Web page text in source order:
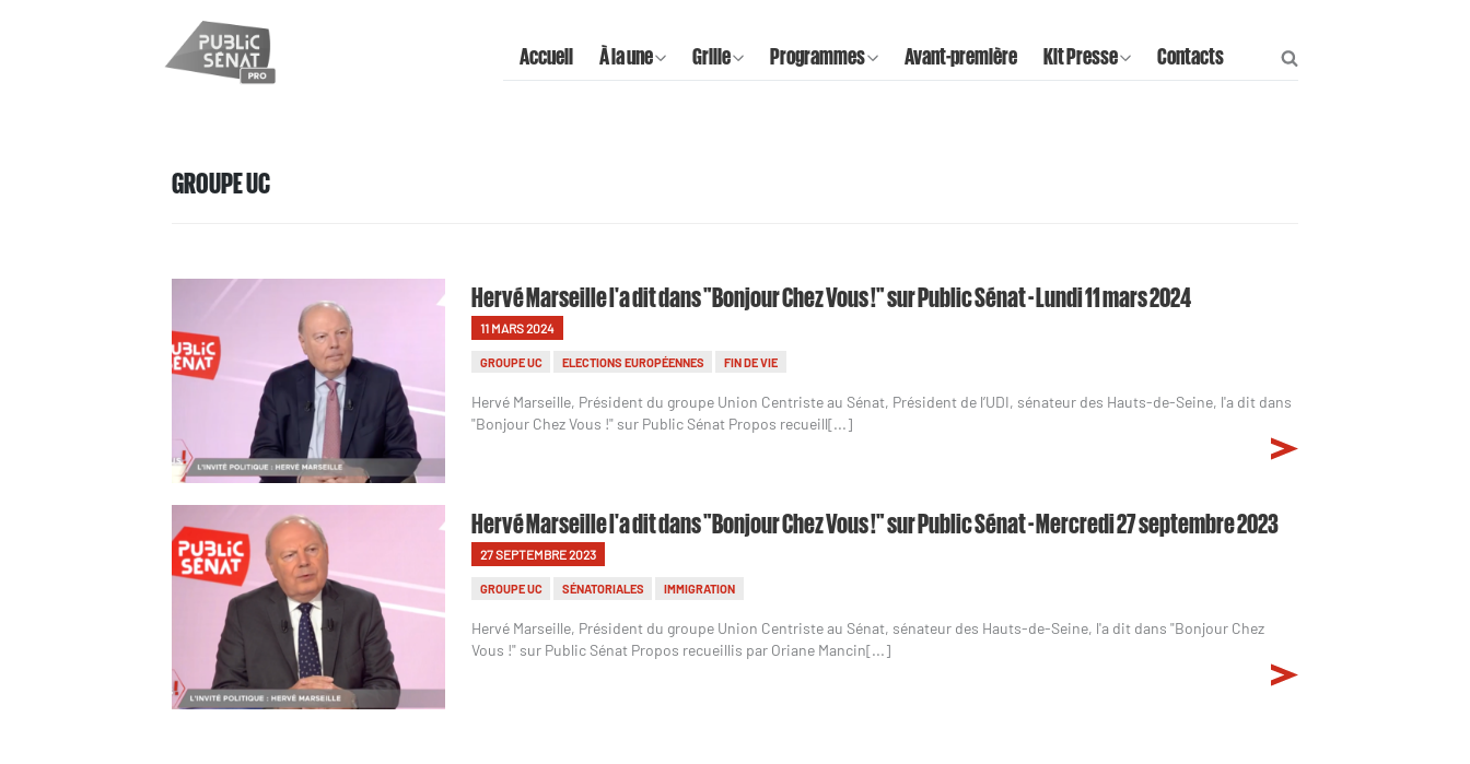
Accueil À la une Grille Programmes Avant-première Kit Presse Contacts
GROUPE UC
Hervé Marseille l'a dit dans "Bonjour Chez Vous !" sur Public Sénat - Lundi 11 mars 2024
11 MARS 2024
GROUPE UC ELECTIONS EUROPÉENNES FIN DE VIE
Hervé Marseille, Président du groupe Union Centriste au Sénat, Président de l’UDI, sénateur des Hauts-de-Seine, l'a dit dans
"Bonjour Chez Vous !" sur Public Sénat Propos recueill[...]
Hervé Marseille l'a dit dans "Bonjour Chez Vous !" sur Public Sénat - Mercredi 27 septembre 2023
27 SEPTEMBRE 2023
GROUPE UC SÉNATORIALES IMMIGRATION
Hervé Marseille, Président du groupe Union Centriste au Sénat, sénateur des Hauts-de-Seine, l'a dit dans "Bonjour Chez
Vous !" sur Public Sénat Propos recueillis par Oriane Mancin[...]